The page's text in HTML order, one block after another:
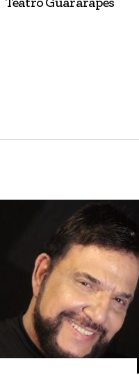
Teatro Guararapes